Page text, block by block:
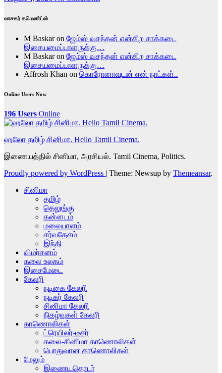
வாசகர் கமெண்ட்ஸ்
M Baskaron ஜேம்ஸ் வசந்தன் என்கிற சாக்கடை
இசையமைப்பாளருக்கு…
M Baskaron ஜேம்ஸ் வசந்தன் என்கிற சாக்கடை
இசையமைப்பாளருக்கு…
Affrosh Khan on கொரோனாவுடன் என் நாட்கள்..
Online Users Now
196 Users Online
ஹலோ தமிழ் சினிமா. Hello Tamil Cinema.
இணையத்தில் சினிமா, அரசியல். Tamil Cinema, Politics.
Proudly powered by WordPress | Theme: Newsup by Themeansar.
சினிமா
தமிழ்
தெலுங்கு
கன்னடம்
மலையாளம்
சர்வதேசம்
இந்தி
விமர்சனம்
கலை உலகம்
இசைமேடை
கேலரி
நடிகை கேலரி
நடிகர் கேலரி
சினிமா கேலரி
நிகழ்வுகள் கேலரி
காணொலிகள்
ட்ரெயிலர்-டீசர்
கலை-சினிமா காணொலிகள்
பொதுவான காணொலிகள்
மேலும்
இணையதொடர்